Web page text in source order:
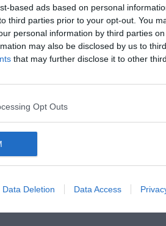
based ads based on personal
third parties prior to your opt-out. You
personal information by third parties on
may also be disclosed by us to
that may further disclose it to other
Opt Outs
Data Deletion Data Access